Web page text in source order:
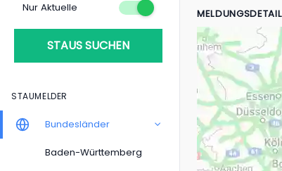
Nur Aktuelle
STAUS SUCHEN
STAUMELDER
Bundesländer
Baden-Württemberg